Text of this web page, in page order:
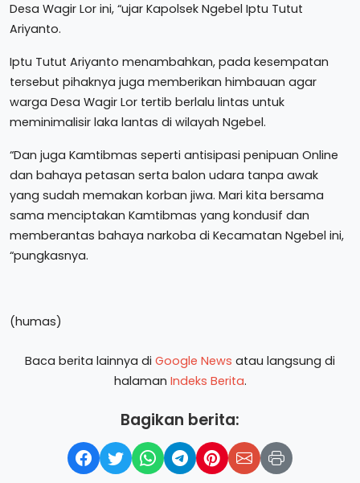
Desa Wagir Lor ini, “ujar Kapolsek Ngebel Iptu Tutut
Ariyanto.
Iptu Tutut Ariyanto menambahkan, pada kesempatan
tersebut pihaknya juga memberikan himbauan agar
warga Desa Wagir Lor tertib berlalu lintas untuk
meminimalisir laka lantas di wilayah Ngebel.
“Dan juga Kamtibmas seperti antisipasi penipuan Online
dan bahaya petasan serta balon udara tanpa awak
yang sudah memakan korban jiwa. Mari kita bersama
sama menciptakan Kamtibmas yang kondusif dan
memberantas bahaya narkoba di Kecamatan Ngebel ini,
“pungkasnya.
(humas)
Baca berita lainnya di Google News atau langsung di
halaman Indeks Berita.
Bagikan berita: